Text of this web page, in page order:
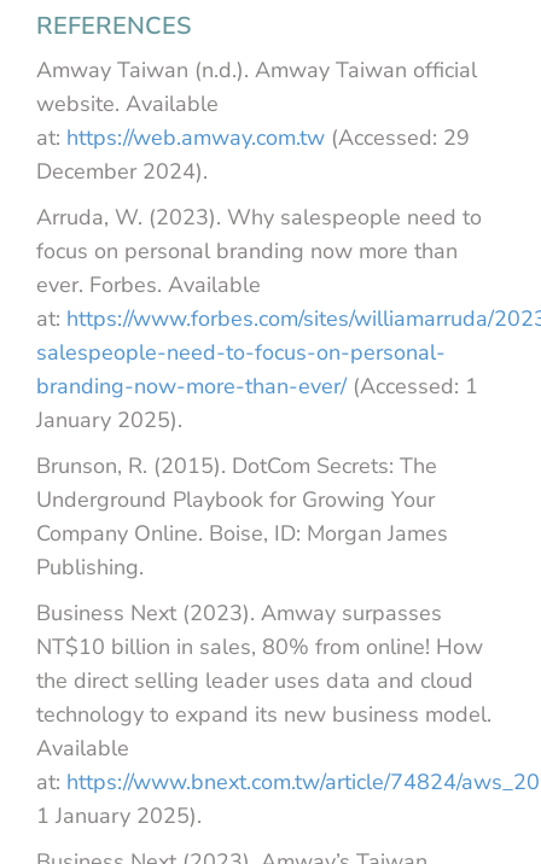
REFERENCES
Amway Taiwan (n.d.). Amway Taiwan official
website. Available
at: https://web.amway.com.tw (Accessed: 29
December 2024).
Arruda, W. (2023). Why salespeople need to
focus on personal branding now more than
ever. Forbes. Available
at: https://www.forbes.com/sites/williamarruda/
salespeople-need-to-focus-on-personal-
branding-now-more-than-ever/(Accessed: 1
January 2025).
Brunson, R. (2015). DotCom Secrets: The
Underground Playbook for Growing Your
Company Online. Boise, ID: Morgan James
Publishing.
Business Next (2023). Amway surpasses
NT$10 billion in sales, 80% from online! How
the direct selling leader uses data and cloud
technology to expand its new business model.
Available
at: https://www.bnext.com.tw/article/74824/
1 January 2025).